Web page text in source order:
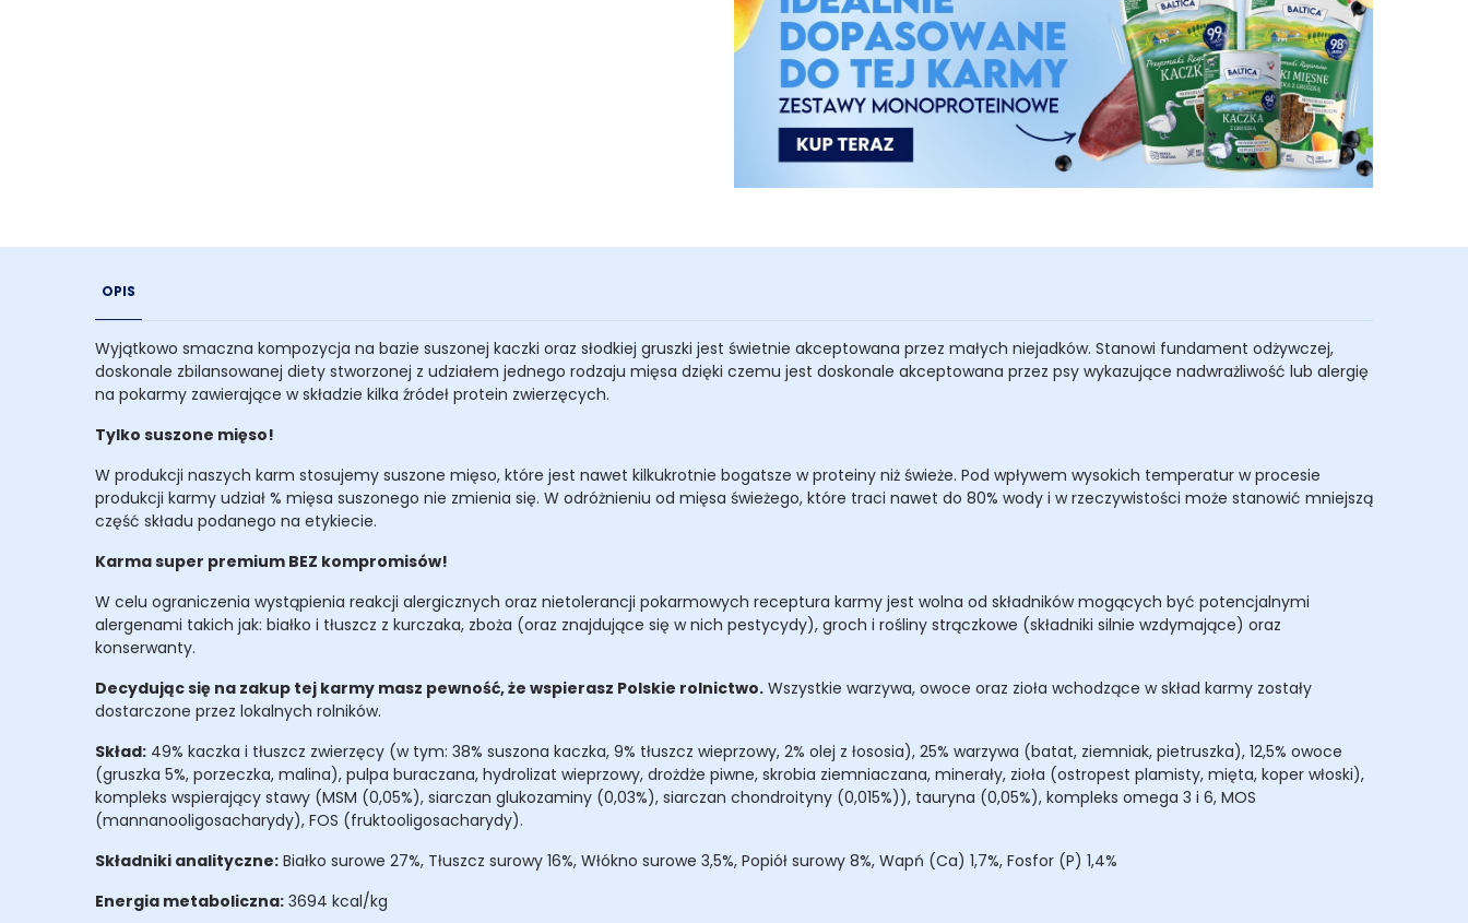
OPIS
Wyjątkowo smaczna kompozycja na bazie suszonej kaczki oraz słodkiej gruszki jest świetnie akceptowana przez małych niejadków. Stanowi fundament odżywczej,
doskonale zbilansowanej diety stworzonej z udziałem jednego rodzaju mięsa dzięki czemu jest doskonale akceptowana przez psy wykazujące nadwrażliwość lub alergię
na pokarmy zawierające w składzie kilka źródeł protein zwierzęcych.
Tylko suszone mięso!
W produkcji naszych karm stosujemy suszone mięso, które jest nawet kilkukrotnie bogatsze w proteiny niż świeże. Pod wpływem wysokich temperatur w procesie
produkcji karmy udział % mięsa suszonego nie zmienia się. W odróżnieniu od mięsa świeżego, które traci nawet do 80% wody i w rzeczywistości może stanowić mniejszą
część składu podanego na etykiecie.
Karma super premium BEZ kompromisów!
W celu ograniczenia wystąpienia reakcji alergicznych oraz nietolerancji pokarmowych receptura karmy jest wolna od składników mogących być potencjalnymi
alergenami takich jak: białko i tłuszcz z kurczaka, zboża (oraz znajdujące się w nich pestycydy), groch i rośliny strączkowe (składniki silnie wzdymające) oraz
konserwanty.
Decydując się na zakup tej karmy masz pewność, że wspierasz Polskie rolnictwo. Wszystkie warzywa, owoce oraz zioła wchodzące w skład karmy zostały
dostarczone przez lokalnych rolników.
Skład: 49% kaczka i tłuszcz zwierzęcy (w tym: 38% suszona kaczka, 9% tłuszcz wieprzowy, 2% olej z łososia), 25% warzywa (batat, ziemniak, pietruszka), 12,5% owoce
(gruszka 5%, porzeczka, malina), pulpa buraczana, hydrolizat wieprzowy, drożdże piwne, skrobia ziemniaczana, minerały, zioła (ostropest plamisty, mięta, koper włoski),
kompleks wspierający stawy (MSM (0,05%), siarczan glukozaminy (0,03%), siarczan chondroityny (0,015%)), tauryna (0,05%), kompleks omega 3 i 6, MOS
(mannanooligosacharydy), FOS (fruktooligosacharydy).
Składniki analityczne: Białko surowe 27%, Tłuszcz surowy 16%, Włókno surowe 3,5%, Popiół surowy 8%, Wapń (Ca) 1,7%, Fosfor (P) 1,4%
Energia metaboliczna: 3694 kcal/kg